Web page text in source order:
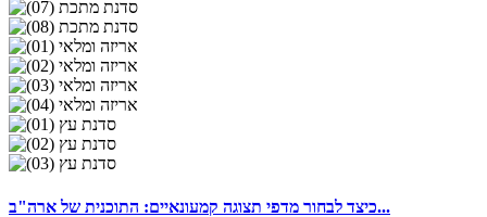
כיצד לבחור מדפי תצוגה קמעונאיים: התוכנית של ארה"ב...